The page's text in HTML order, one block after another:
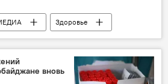
Здоровье
Новости мира
вновь